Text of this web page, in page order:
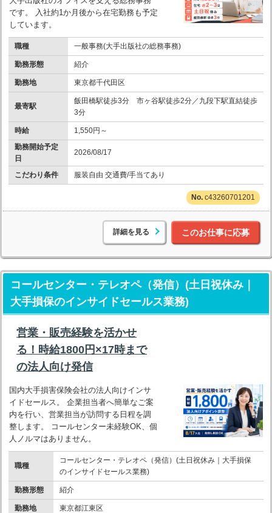
です。 入社約1か月後から在宅勤務も予定
しています。
職種 一般事務(大手出版社の総務事務)
勤務形態 紹介
勤務地 東京都千代田区
最寄駅
飯田橋駅徒歩3分 市ヶ谷駅徒歩2分／九段下駅直結徒歩
3分
時給
1,550円～
勤務開始予定
日
2026/08/17
こだわり条件 服装自由 交通費/手当てあり
c43260701201
詳細を見る このお仕事に応募
コールセンター・テレオペ（発信）(土日祝休み｜
大手損保のインサイドセールス業務)
営業・販売経験を活かせ
る！時給1800円×17時まで
の法人向け発信
国内大手損害保険会社の法人向けインサ
イドセールス。 企業担当者へ簡単なご案
内を行い、営業担当が訪問する日程を調
整します。 コールセンター未経験OK、個
人ノルマはありません。
職種
コールセンター・テレオペ（発信）(土日祝休み｜大手損保
のインサイドセールス業務)
勤務形態 紹介
勤務地 東京都江東区